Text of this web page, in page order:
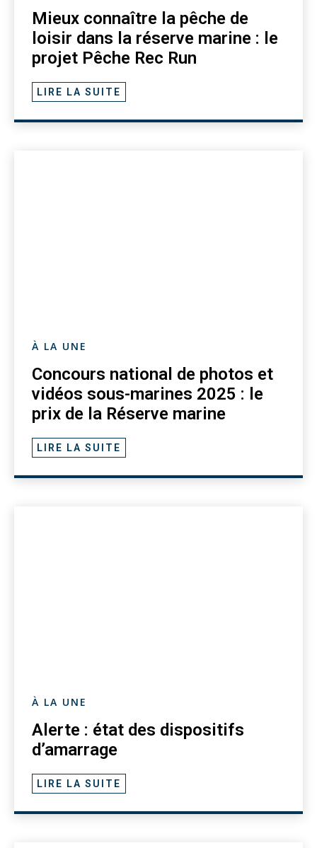
Mieux connaître la pêche de
loisir dans la réserve marine : le
projet Pêche Rec Run
LIRE LA SUITE
À LA UNE
Concours national de photos et
vidéos sous-marines 2025 : le
prix de la Réserve marine
LIRE LA SUITE
À LA UNE
Alerte : état des dispositifs
d’amarrage
LIRE LA SUITE